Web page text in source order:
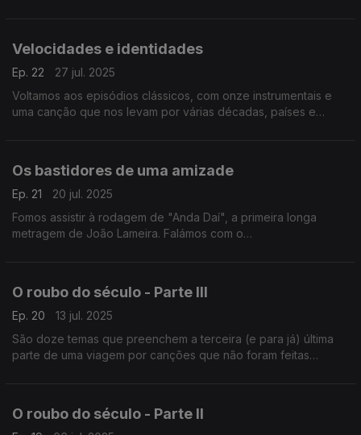
Velocidades e identidades
Ep. 22
27 jul. 2025
Voltamos aos episódios clássicos, com onze instrumentais e
uma canção que nos levam por várias décadas, países e
Os bastidores de uma amizade
Ep. 21
20 jul. 2025
Fomos assistir à rodagem de "Anda Daí", a primeira longa
metragem de João Lameira. Falámos com o
O roubo do século - Parte III
Ep. 20
13 jul. 2025
São doze temas que preenchem a terceira (e para já) última
parte de uma viagem por canções que não foram feitas
O roubo do século - Parte II